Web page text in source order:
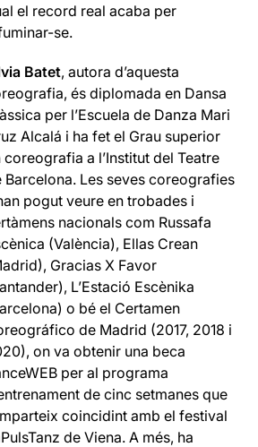
el record real acaba per
se.
Batet, autora d’aquesta
és diplomada en Dansa
per l’Escuela de Danza Mari
Alcalá i ha fet el Grau superior
coreografia a l’Institut del Teatre
Barcelona. Les seves coreografies
pogut veure en trobades i
nacionals com Russafa
(València), Ellas Crean
Gracias X Favor
L’Estació Escènika
o bé el Certamen
de Madrid (2017, 2018 i
on va obtenir una beca
per al programa
de cinc setmanes que
coincidint amb el festival
de Viena. A més, ha